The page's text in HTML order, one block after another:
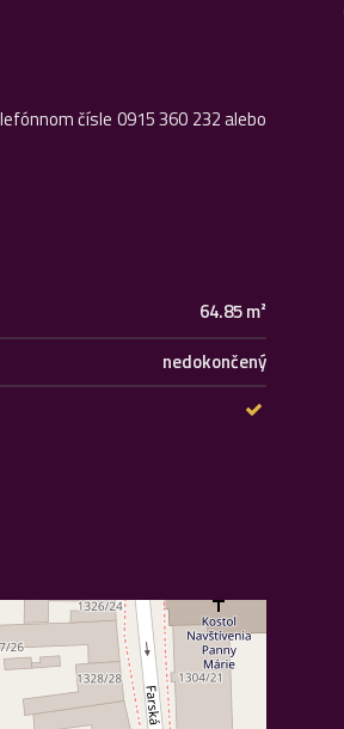
čísle 0915 360 232 alebo
64.85 m²
nedokončený